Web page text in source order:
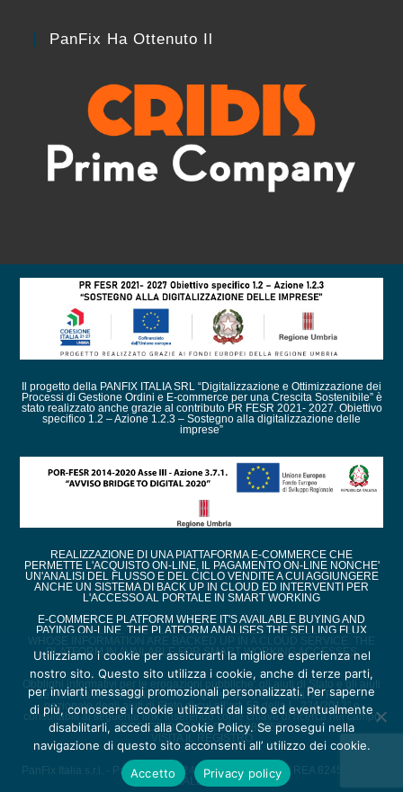
PanFix Ha Ottenuto Il
Il progetto della PANFIX ITALIA SRL “Digitalizzazione e Ottimizzazione dei
Processi di Gestione Ordini e E-commerce per una Crescita Sostenibile” è
stato realizzato anche grazie al contributo PR FESR 2021- 2027. Obiettivo
specifico 1.2 – Azione 1.2.3 – Sostegno alla digitalizzazione delle
imprese”
REALIZZAZIONE DI UNA PIATTAFORMA E-COMMERCE CHE
PERMETTE L'ACQUISTO ON-LINE, IL PAGAMENTO ON-LINE NONCHE'
UN'ANALISI DEL FLUSSO E DEL CICLO VENDITE A CUI AGGIUNGERE
ANCHE UN SISTEMA DI BACK UP IN CLOUD ED INTERVENTI PER
L'ACCESSO AL PORTALE IN SMART WORKING
E-COMMERCE PLATFORM WHERE IT'S AVAILABLE BUYING AND
PAYING ON-LINE. THE PLATFORM ANALISES THE SELLING FLUX
WHOSE INFORMATION ARE BACKED UP IN A CLOUD SERVICE. THE
PLATFORM IN AVAILABLE FOR SMART WORKING ACCESSES
Obblighi informativi per le erogazioni pubbliche: gli aiuti di Stato e gli aiuti
de minimis ricevuti dalla nostra impresa sono contenuti nel Registro
nazionale degli aiuti di Stato di cui all’art. 52 della L. 234/2012” e
consultabili al seguente link, inserendo come chiave di ricerca nel campo
CODICE FISCALE 01241680550
VISITA IL REGISTRO
PanFix Italia s.r.l. - Partita IVA : 01241680550 - URI TR - REA 82450 - CAP.
SOCIALE 10.000€
Utilizziamo i cookie per assicurarti la migliore esperienza nel
nostro sito. Questo sito utilizza i cookie, anche di terze parti,
per inviarti messaggi promozionali personalizzati. Per saperne
di più, conoscere i cookie utilizzati dal sito ed eventualmente
disabilitarli, accedi alla Cookie Policy. Se prosegui nella
navigazione di questo sito acconsenti all’ utilizzo dei cookie.
Accetto
Privacy policy